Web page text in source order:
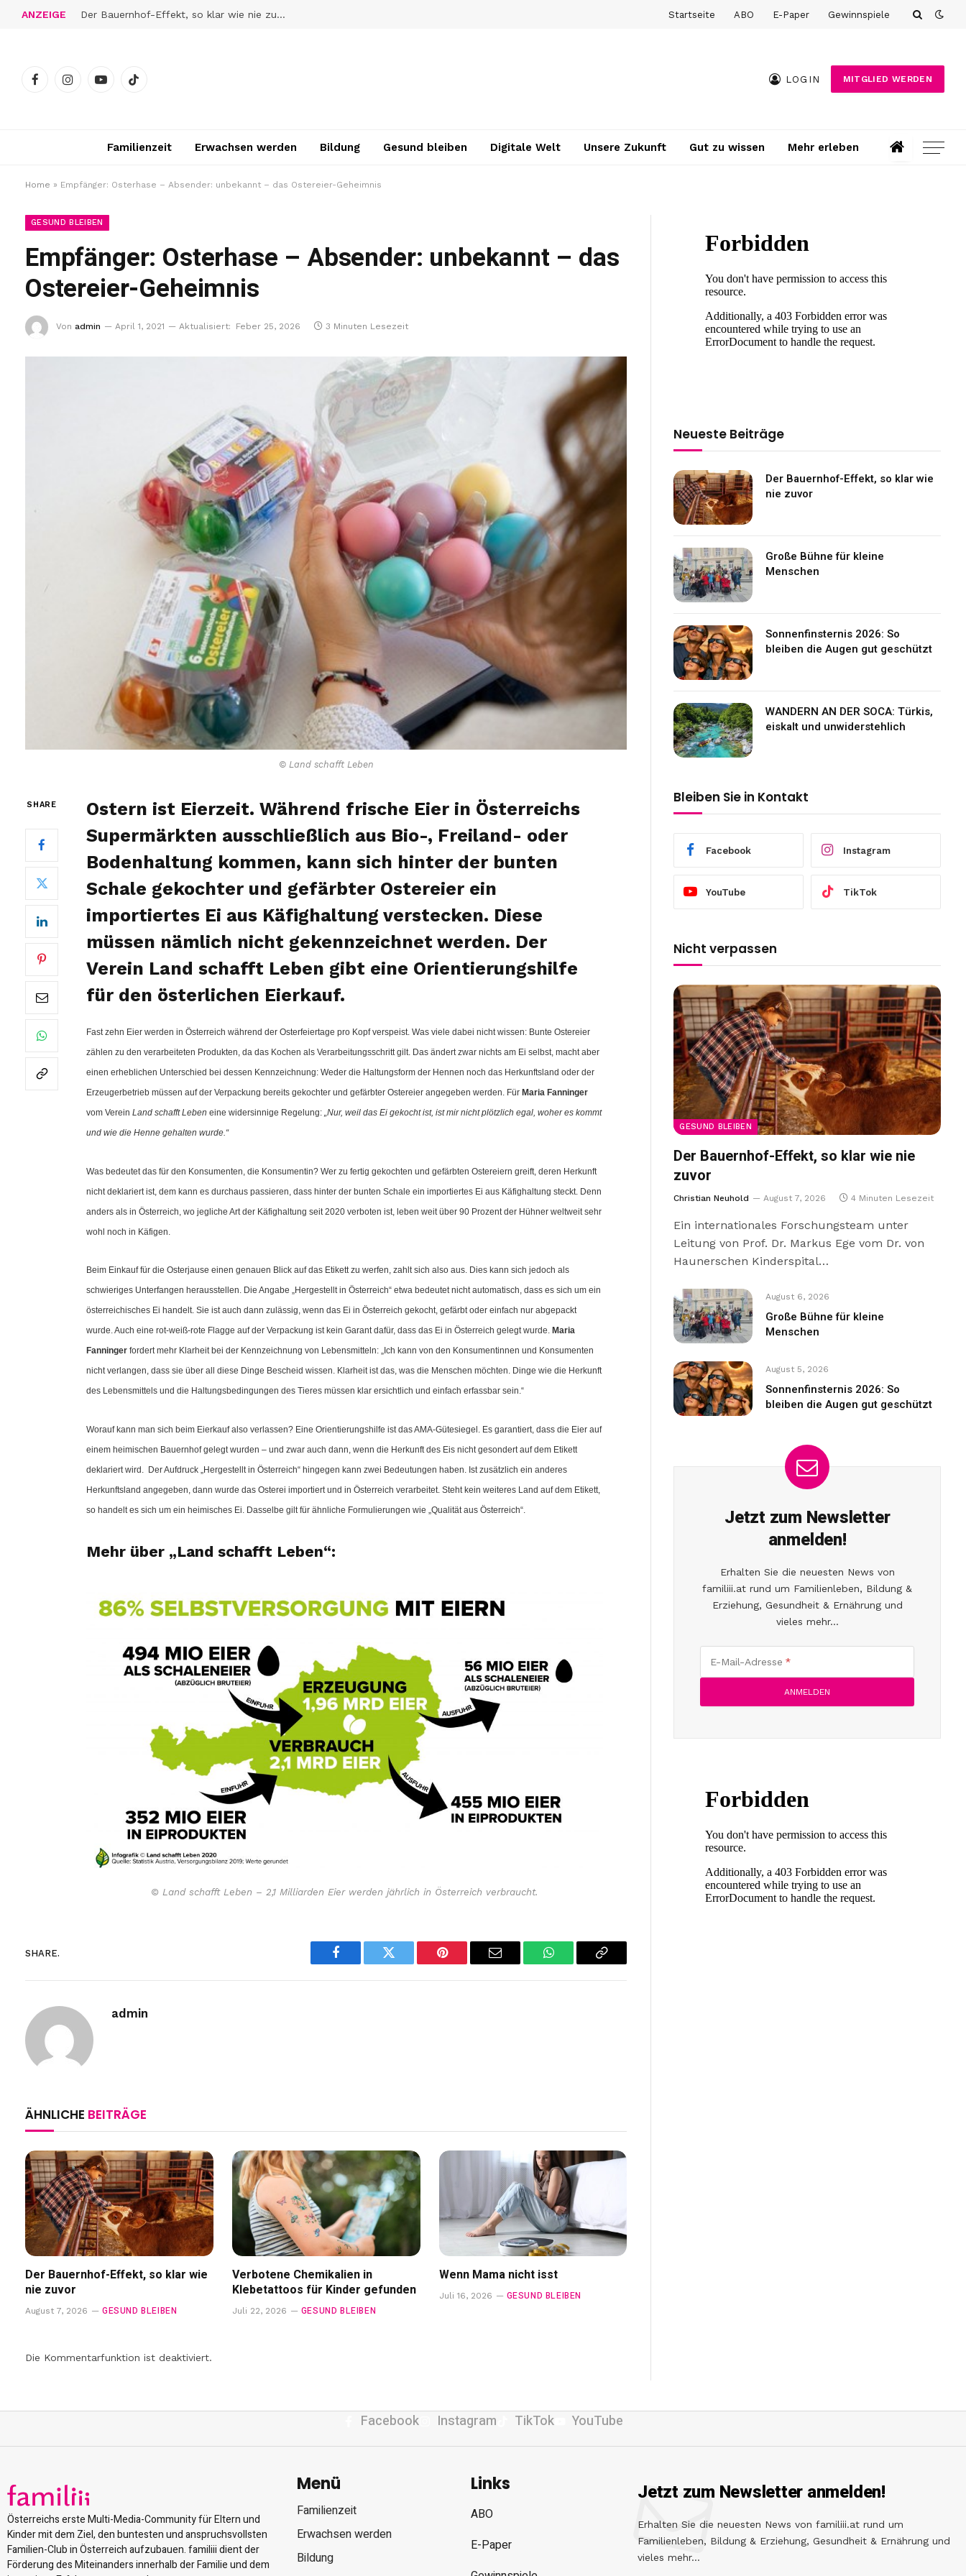
ANZEIGE Der Bauernhof-Effekt, so klar wie nie zuvor Startseite ABO E-Paper Gewinnspiele
FacebookInstagramYouTubeTikTok
LOGIN MITGLIED WERDEN
Familienzeit Erwachsen werden Bildung Gesund bleiben Digitale Welt Unsere Zukunft Gut zu wissen Mehr erleben
Home » Empfänger: Osterhase – Absender: unbekannt – das Ostereier-Geheimnis
GESUND BLEIBEN
Empfänger: Osterhase – Absender: unbekannt – das
Ostereier-Geheimnis
Von admin April 1, 2021 Aktualisiert: Feber 25, 2026 3 Minuten Lesezeit
© Land schafft Leben
SHARE
Ostern ist Eierzeit. Während frische Eier in Österreichs
Supermärkten ausschließlich aus Bio-, Freiland- oder
Bodenhaltung kommen, kann sich hinter der bunten
Schale gekochter und gefärbter Ostereier ein
importiertes Ei aus Käfighaltung verstecken. Diese
müssen nämlich nicht gekennzeichnet werden. Der
Verein Land schafft Leben gibt eine Orientierungshilfe
für den österlichen Eierkauf.
Fast zehn Eier werden in Österreich während der Osterfeiertage pro Kopf verspeist. Was viele dabei nicht wissen: Bunte Ostereier
zählen zu den verarbeiteten Produkten, da das Kochen als Verarbeitungsschritt gilt. Das ändert zwar nichts am Ei selbst, macht aber
einen erheblichen Unterschied bei dessen Kennzeichnung: Weder die Haltungsform der Hennen noch das Herkunftsland oder der
Erzeugerbetrieb müssen auf der Verpackung bereits gekochter und gefärbter Ostereier angegeben werden. Für Maria Fanninger
vom Verein Land schafft Leben eine widersinnige Regelung: „Nur, weil das Ei gekocht ist, ist mir nicht plötzlich egal, woher es kommt
und wie die Henne gehalten wurde.“
Was bedeutet das für den Konsumenten, die Konsumentin? Wer zu fertig gekochten und gefärbten Ostereiern greift, deren Herkunft
nicht deklariert ist, dem kann es durchaus passieren, dass hinter der bunten Schale ein importiertes Ei aus Käfighaltung steckt. Denn
anders als in Österreich, wo jegliche Art der Käfighaltung seit 2020 verboten ist, leben weit über 90 Prozent der Hühner weltweit sehr
wohl noch in Käfigen.
Beim Einkauf für die Osterjause einen genauen Blick auf das Etikett zu werfen, zahlt sich also aus. Dies kann sich jedoch als
schwieriges Unterfangen herausstellen. Die Angabe „Hergestellt in Österreich“ etwa bedeutet nicht automatisch, dass es sich um ein
österreichisches Ei handelt. Sie ist auch dann zulässig, wenn das Ei in Österreich gekocht, gefärbt oder einfach nur abgepackt
wurde. Auch eine rot-weiß-rote Flagge auf der Verpackung ist kein Garant dafür, dass das Ei in Österreich gelegt wurde. Maria
Fanningerfordert mehr Klarheit bei der Kennzeichnung von Lebensmitteln: „Ich kann von den Konsumentinnen und Konsumenten
nicht verlangen, dass sie über all diese Dinge Bescheid wissen. Klarheit ist das, was die Menschen möchten. Dinge wie die Herkunft
des Lebensmittels und die Haltungsbedingungen des Tieres müssen klar ersichtlich und einfach erfassbar sein.“
Worauf kann man sich beim Eierkauf also verlassen? Eine Orientierungshilfe ist das AMA-Gütesiegel. Es garantiert, dass die Eier auf
einem heimischen Bauernhof gelegt wurden – und zwar auch dann, wenn die Herkunft des Eis nicht gesondert auf dem Etikett
deklariert wird. Der Aufdruck „Hergestellt in Österreich“ hingegen kann zwei Bedeutungen haben. Ist zusätzlich ein anderes
Herkunftsland angegeben, dann wurde das Osterei importiert und in Österreich verarbeitet. Steht kein weiteres Land auf dem Etikett,
so handelt es sich um ein heimisches Ei. Dasselbe gilt für ähnliche Formulierungen wie „Qualität aus Österreich“.
Mehr über „Land schafft Leben“:
© Land schafft Leben – 2,1 Milliarden Eier werden jährlich in Österreich verbraucht.
SHARE.
Facebook Twitter Pinterest Email WhatsAppCopy
admin
ÄHNLICHE BEITRÄGE
Der Bauernhof-Effekt, so klar wie
nie zuvor
August 7, 2026 GESUND BLEIBEN
Verbotene Chemikalien in
Klebetattoos für Kinder gefunden
Juli 22, 2026 GESUND BLEIBEN
Wenn Mama nicht isst
Juli 16, 2026 GESUND BLEIBEN
Die Kommentarfunktion ist deaktiviert.
Neueste Beiträge
Der Bauernhof-Effekt, so klar wie
nie zuvor
Große Bühne für kleine
Menschen
Sonnenfinsternis 2026: So
bleiben die Augen gut geschützt
WANDERN AN DER SOCA: Türkis,
eiskalt und unwiderstehlich
Bleiben Sie in Kontakt
Facebook Instagram
YouTube TikTok
Nicht verpassen
GESUND BLEIBEN
Der Bauernhof-Effekt, so klar wie nie
zuvor
Christian Neuhold August 7, 2026 4 Minuten Lesezeit
Ein internationales Forschungsteam unter
Leitung von Prof. Dr. Markus Ege vom Dr. von
Haunerschen Kinderspital…
August 6, 2026
Große Bühne für kleine
Menschen
August 5, 2026
Sonnenfinsternis 2026: So
bleiben die Augen gut geschützt
Jetzt zum Newsletter
anmelden!
Erhalten Sie die neuesten News von
familiii.at rund um Familienleben, Bildung &
Erziehung, Gesundheit & Ernährung und
vieles mehr...
E-Mail-Adresse
Facebook Instagram TikTok YouTube
Österreichs erste Multi-Media-Community für Eltern und
Kinder mit dem Ziel, den buntesten und anspruchsvollsten
Familien-Club in Österreich aufzubauen. familiii dient der
Förderung des Miteinanders innerhalb der Familie und dem
Menü
Familienzeit
Erwachsen werden
Bildung
Links
ABO
E-Paper
Jetzt zum Newsletter anmelden!
Erhalten Sie die neuesten News von familiii.at rund um
Familienleben, Bildung & Erziehung, Gesundheit & Ernährung und
vieles mehr...